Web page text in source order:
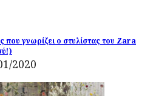
που γνωρίζει ο στυλίστας του Zara
2020